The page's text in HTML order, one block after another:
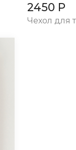
2450 Р
Чехол для